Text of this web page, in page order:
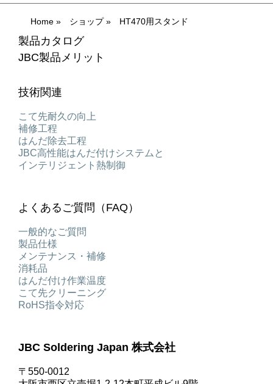
Home» ショップ» HT470用スタンド
製品カタログ
JBC製品メリット
技術関連
こて先耐久の向上
補修工程
はんだ除去工程
JBC高性能はんだ付けシステムと
インテリジェント熱制御
よくあるご質問（FAQ）
一般的なご質問
製品仕様
メンテナンス・補修
消耗品
はんだ付け作業温度
こて先クリーニング
RoHS指令対応
JBC Soldering Japan 株式会社
〒550-0012